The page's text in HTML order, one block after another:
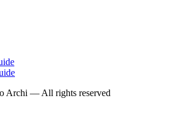
Archi — All rights reserved